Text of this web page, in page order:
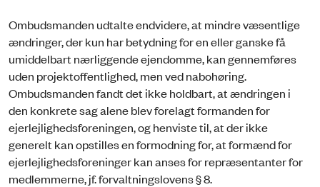
Ombudsmanden udtalte endvidere, at mindre væsentlige
ændringer, der kun har betydning for en eller ganske få
umiddelbart nærliggende ejendomme, kan gennemføres
uden projektoffentlighed, men ved nabohøring.
Ombudsmanden fandt det ikke holdbart, at ændringen i
den konkrete sag alene blev forelagt formanden for
ejerlejlighedsforeningen, og henviste til, at der ikke
generelt kan opstilles en formodning for, at formænd for
ejerlejlighedsforeninger kan anses for repræsentanter for
medlemmerne, jf. forvaltningslovens § 8.